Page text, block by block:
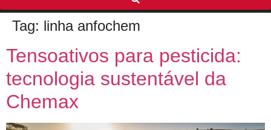
Tag: linha anfochem
Tensoativos para pesticida:
tecnologia sustentável da
Chemax